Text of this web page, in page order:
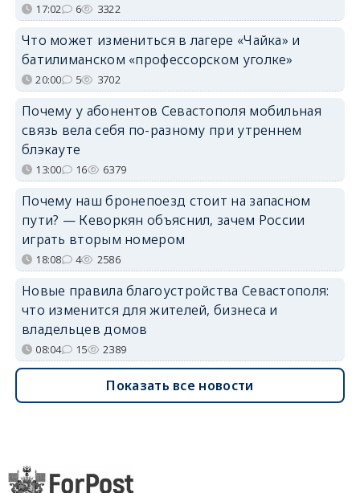
17:02 6 3322
Что может измениться в лагере «Чайка» и
батилиманском «профессорском уголке»
20:00 5 3702
Почему у абонентов Севастополя мобильная
связь вела себя по-разному при утреннем
блэкауте
13:00 16 6379
Почему наш бронепоезд стоит на запасном
пути? — Кеворкян объяснил, зачем России
играть вторым номером
18:08 4 2586
Новые правила благоустройства Севастополя:
что изменится для жителей, бизнеса и
владельцев домов
08:04 15 2389
Показать все новости